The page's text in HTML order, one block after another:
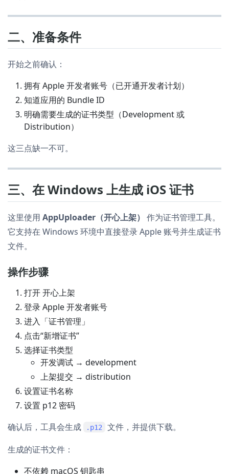
二、准备条件
开始之前确认：
拥有 Apple 开发者账号（已开通开发者计划）
知道应用的 Bundle ID
明确需要生成的证书类型（Development 或
Distribution）
这三点缺一不可。
三、在 Windows 上生成 iOS 证书
这里使用 AppUploader（开心上架） 作为证书管理工具。
它支持在 Windows 环境中直接登录 Apple 账号并生成证书
文件。
操作步骤
打开 开心上架
登录 Apple 开发者账号
进入「证书管理」
点击“新增证书”
选择证书类型
开发调试 → development
上架提交 → distribution
设置证书名称
设置 p12 密码
确认后，工具会生成
.p12
文件，并提供下载。
生成的证书文件：
不依赖 macOS 钥匙串